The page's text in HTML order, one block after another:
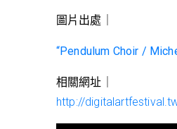
圖片出處｜
“Pendulum Choir /
相關網址｜
http://